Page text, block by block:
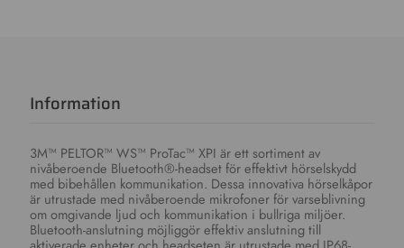
Information
3M™ PELTOR™ WS™ ProTac™ XPI är ett sortiment av
nivåberoende Bluetooth®-headset för effektivt hörselskydd
med bibehållen kommunikation. Dessa innovativa hörselkåpor
är utrustade med nivåberoende mikrofoner för varseblivning
om omgivande ljud och kommunikation i bullriga miljöer.
Bluetooth-anslutning möjliggör effektiv anslutning till